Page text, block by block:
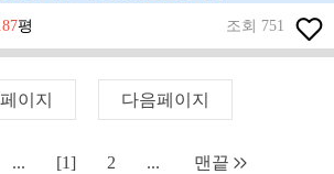
평 조회 751
이지 다음페이지
... [1] 2 ... 맨끝